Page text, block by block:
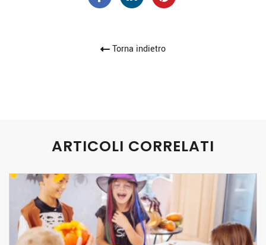
Torna indietro
ARTICOLI CORRELATI